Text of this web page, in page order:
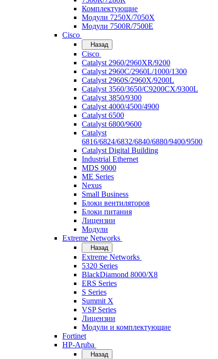
Комплектующие
Модули 7250X/7050X
Модули 7500R/7500E
Cisco
Назад
Cisco
Catalyst 2960/2960XR/9200
Catalyst 2960C/2960L/1000/1300
Catalyst 2960S/2960X/9200L
Catalyst 3560/3650/C9200CX/9300L
Catalyst 3850/9300
Catalyst 4000/4500/4900
Catalyst 6500
Catalyst 6800/9600
Catalyst
6816/6824/6832/6840/6880/9400/9500
Catalyst Digital Building
Industrial Ethernet
MDS 9000
ME Series
Nexus
Small Business
Блоки вентиляторов
Блоки питания
Лицензии
Модули
Extreme Networks
Назад
Extreme Networks
5320 Series
BlackDiamond 8000/X8
ERS Series
S Series
Summit X
VSP Series
Лицензии
Модули и комплектующие
Fortinet
HP-Aruba
Назад